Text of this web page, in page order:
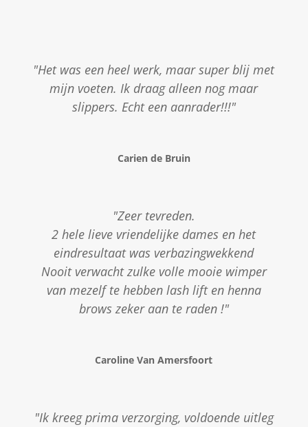
"Het was een heel werk, maar super blij met
mijn voeten. Ik draag alleen nog maar
slippers. Echt een aanrader!!!"
Carien de Bruin
"Zeer tevreden.
2 hele lieve vriendelijke dames en het
eindresultaat was verbazingwekkend
Nooit verwacht zulke volle mooie wimper
van mezelf te hebben lash lift en henna
brows zeker aan te raden !"
Caroline Van Amersfoort
"Ik kreeg prima verzorging, voldoende uitleg